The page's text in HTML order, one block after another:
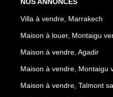
Villa à vendre, Marrakech
Maison à louer, Montaigu
Maison à vendre, Agadir
Maison à vendre, Montaigu
Maison à vendre, Talmont